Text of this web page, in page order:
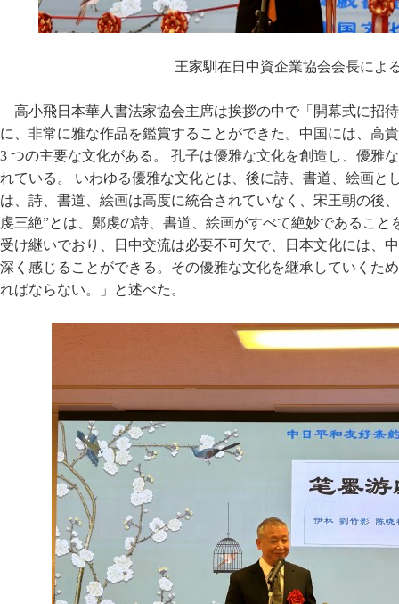
王家馴在日中資企業協会会長によ
高小飛日本華人書法家協会主席は挨拶の中で「開幕式に招
に、非常に雅な作品を鑑賞することができた。中国には、高
3 つの主要な文化がある。 孔子は優雅な文化を創造し、優雅
れている。 いわゆる優雅な文化とは、後に詩、書道、絵画と
は、詩、書道、絵画は高度に統合されていなく、宋王朝の後
虔三絶”とは、鄭虔の詩、書道、絵画がすべて絶妙であるこ
受け継いでおり、日中交流は必要不可欠で、日本文化には、
深く感じることができる。その優雅な文化を継承していくた
ればならない。」と述べた。